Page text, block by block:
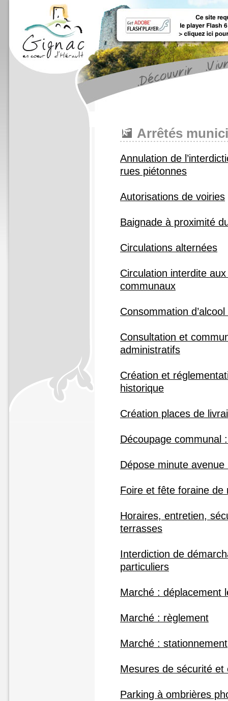
Arrêtés
Annulation de
rues piétonnes
Autorisations de voiries
Baignade à proximité
Circulations alternées
Circulation interdite
communaux
Consommation
Consultation et
administratifs
Création et
historique
Création places de
Découpage communal
Dépose minute avenue
Foire et fête foraine de
Horaires, entretien,
terrasses
Interdiction de
particuliers
Marché : déplacement
Marché : règlement
Marché : stationnement
Mesures de sécurité et
Parking à ombrières